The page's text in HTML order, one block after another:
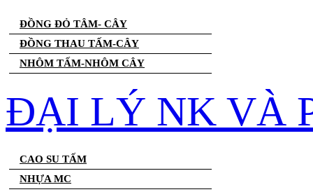
ĐỒNG ĐỎ TÂM- CÂY
ĐỒNG THAU TẤM-CÂY
NHÔM TẤM-NHÔM CÂY
ĐẠI LÝ NK VÀ
CAO SU TẤM
NHỰA MC